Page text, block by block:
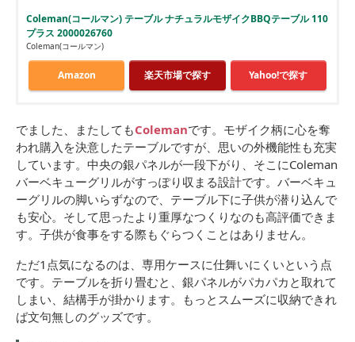
Coleman(コールマン) テーブル ナチュラルモザイクBBQテーブル 110
プラス 2000026760
Coleman(コールマン)
Amazon 楽天市場で探す Yahoo!で探す
でました、またしてもColemanです。モザイク柄に心を奪
われ購入を決意したテーブルですが、思いの外機能性も充実
しています。中央の銀パネルが一段下がり、そこにColeman
バーベキューグリルがすっぽり収まる設計です。バーベキュ
ーグリルの脚いらずなので、テーブル下に子供が潜り込んで
も安心。そして思ったより重厚なつくりなのも高評価できま
す。子供が食事をする際もぐらつくことはありません。
ただ1点気になるのは、専用ケースに仕舞いにくいという点
です。テーブルを折り畳むと、銀パネルがパカパカと取れて
しまい、結構手が掛かります。もっとスムーズに収納できれ
ば文句無しのグッズです。